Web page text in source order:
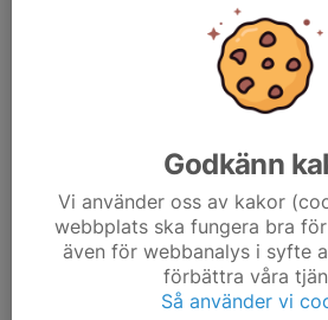
Kontaktpersoner
Nicolas Lavigne
Ordförande
jacky.lavigne@gmail.com
Staffan Walfridsson
Godkänn
Vi använder oss av kakor
webbplats ska fungera bra
även för webbanalys i syfte
förbättra våra
Så använder vi